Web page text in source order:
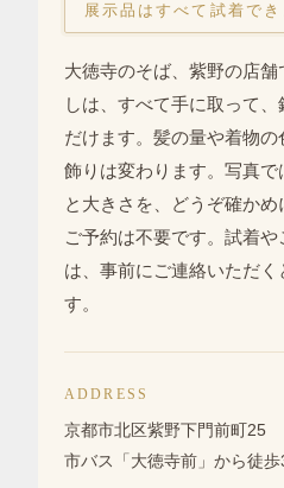
展示品はすべて試着でき
大徳寺のそば、紫野の店
しは、すべて手に取って
だけます。 髪の量や着物の
飾りは変わります。写真
と大きさを、どうぞ確かめ
ご予約は不要です。 試着や
は、事前にご連絡いただ
す。
ADDRESS
京都市北区紫野下門前町25
市バス「大徳寺前」から徒歩